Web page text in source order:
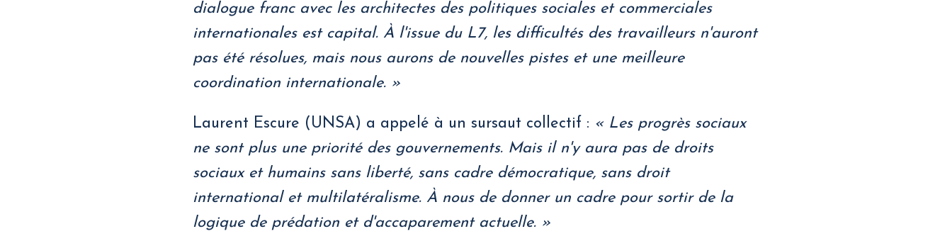
dialogue franc avec les architectes des politiques sociales et commerciales
internationales est capital. À l'issue du L7, les difficultés des travailleurs n'auront
pas été résolues, mais nous aurons de nouvelles pistes et une meilleure
coordination internationale. »
Laurent Escure (UNSA) a appelé à un sursaut collectif : « Les progrès sociaux
ne sont plus une priorité des gouvernements. Mais il n'y aura pas de droits
sociaux et humains sans liberté, sans cadre démocratique, sans droit
international et multilatéralisme. À nous de donner un cadre pour sortir de la
logique de prédation et d'accaparement actuelle. »